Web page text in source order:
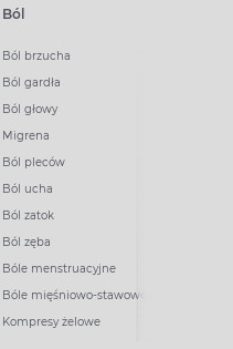
Ból
Ból brzucha
Ból gardła
Ból głowy
Migrena
Ból pleców
Ból ucha
Ból zatok
Ból zęba
Bóle menstruacyjne
Bóle mięśniowo-stawowe
Kompresy żelowe